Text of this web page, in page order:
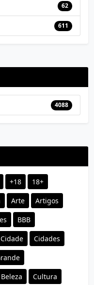
62
611
4088
+18 18+
Arte Artigos
BBB
Cidade Cidades
Cultura